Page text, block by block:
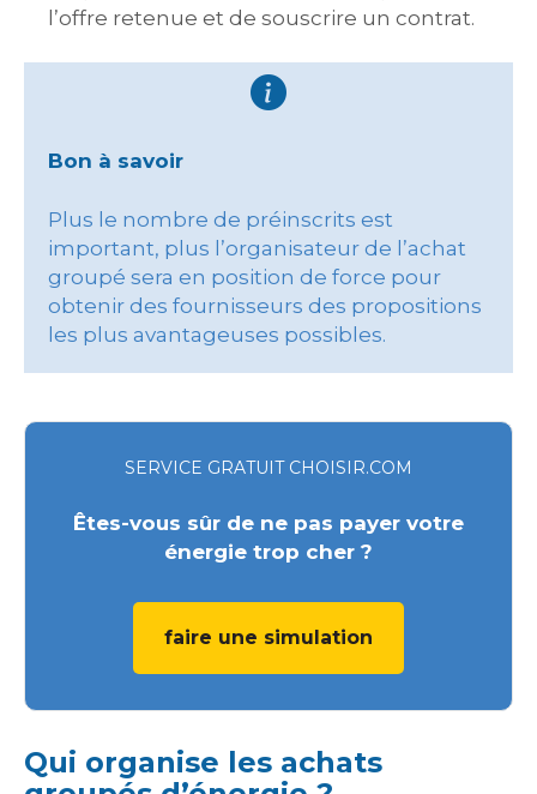
l’offre retenue et de souscrire un contrat.
Bon à savoir
Plus le nombre de préinscrits est
important, plus l’organisateur de l’achat
groupé sera en position de force pour
obtenir des fournisseurs des propositions
les plus avantageuses possibles.
SERVICE GRATUIT CHOISIR.COM
Êtes-vous sûr de ne pas payer votre
énergie trop cher ?
faire une simulation
Qui organise les achats